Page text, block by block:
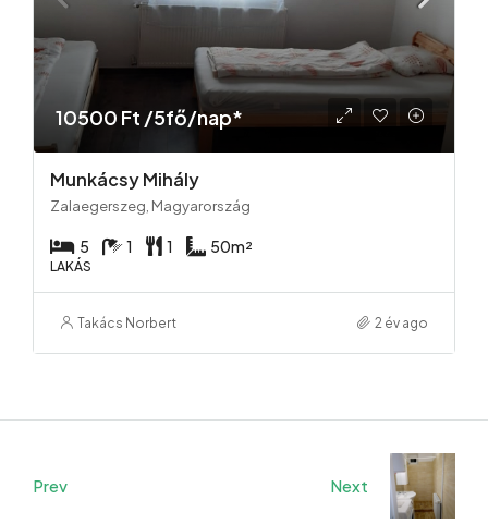
10500 Ft /5fő/nap*
Munkácsy Mihály
Zalaegerszeg, Magyarország
5 1 1 50m²
LAKÁS
Takács Norbert 2 év ago
Prev Next